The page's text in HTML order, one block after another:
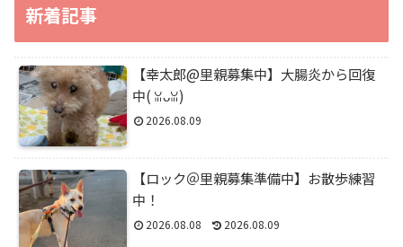
新着記事
【幸太郎@里親募集中】大腸炎から回復
中(⁠ ⁠ꈍ⁠ᴗ⁠ꈍ⁠)
2026.08.09
【ロック＠里親募集準備中】お散歩練習
中！
2026.08.08 2026.08.09